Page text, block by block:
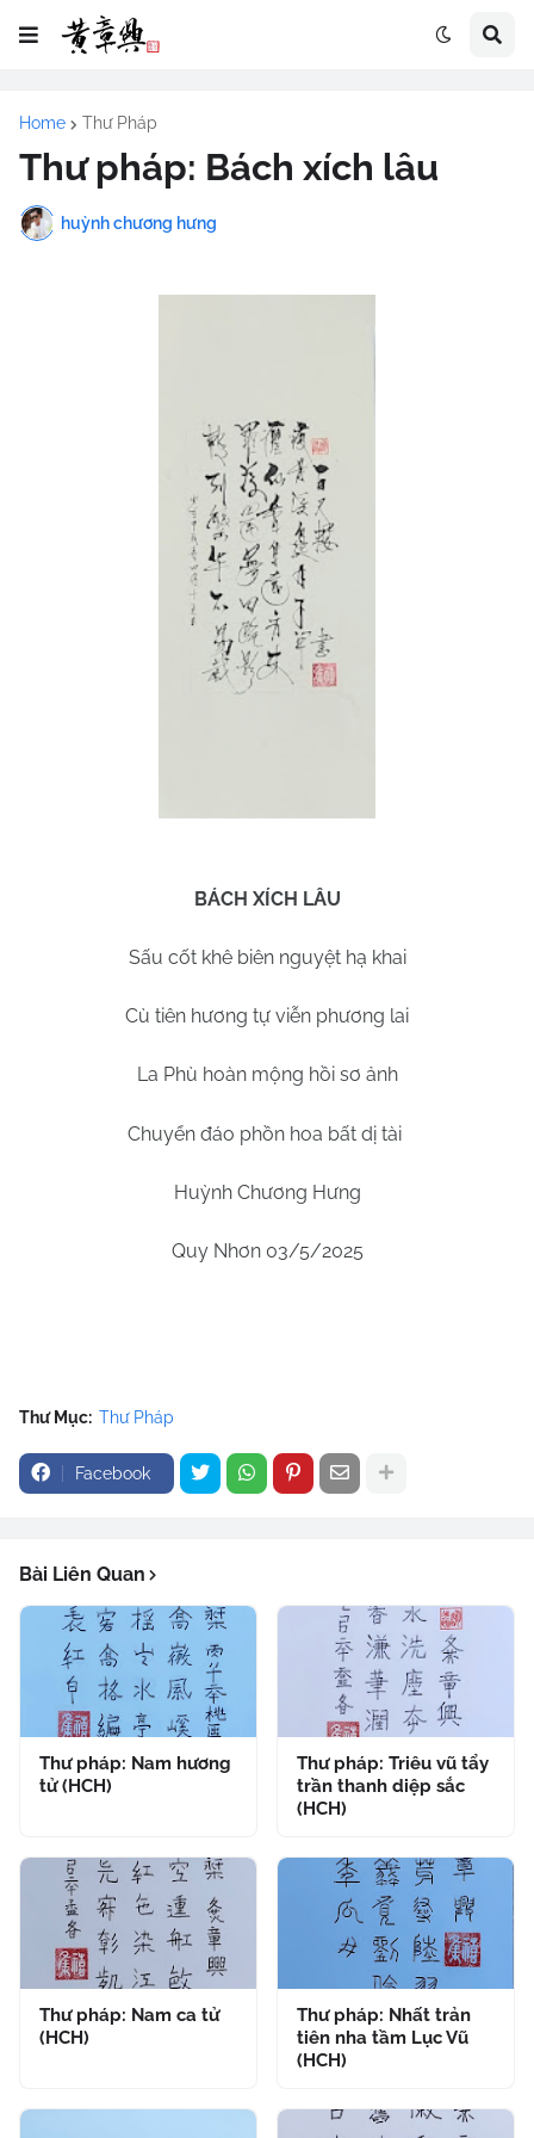
Home Thư Pháp
Thư pháp: Bách xích lâu
huỳnh chương hưng
BÁCH XÍCH LÂU
Sấu cốt khê biên nguyệt hạ khai
Cù tiên hương tự viễn phương lai
La Phù hoàn mộng hồi sơ ảnh
Chuyển đáo phồn hoa bất dị tài
Huỳnh Chương Hưng
Quy Nhơn 03/5/2025
Thư Mục: Thư Pháp
Facebook
Bài Liên Quan
Thư pháp: Nam hương
tử (HCH)
Thư pháp: Triêu vũ tẩy
trần thanh diệp sắc
(HCH)
Thư pháp: Nam ca tử
(HCH)
Thư pháp: Nhất trản
tiên nha tầm Lục Vũ
(HCH)